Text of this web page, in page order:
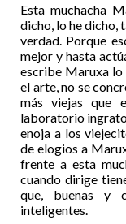
Esta muchacha
dicho, lo he dicho,
verdad. Porque
mejor y hasta
escribe Maruxa lo
el arte, no se
más viejas que
laboratorio
enoja a los
de elogios a
frente a esta
cuando dirige
que, buenas y
inteligentes.